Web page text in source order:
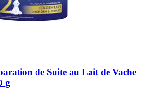
de Suite au Lait de Vache
g